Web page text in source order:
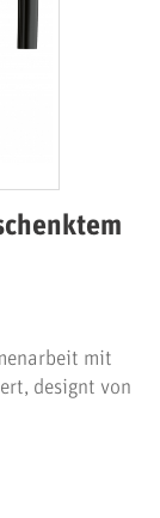
mit
designt von